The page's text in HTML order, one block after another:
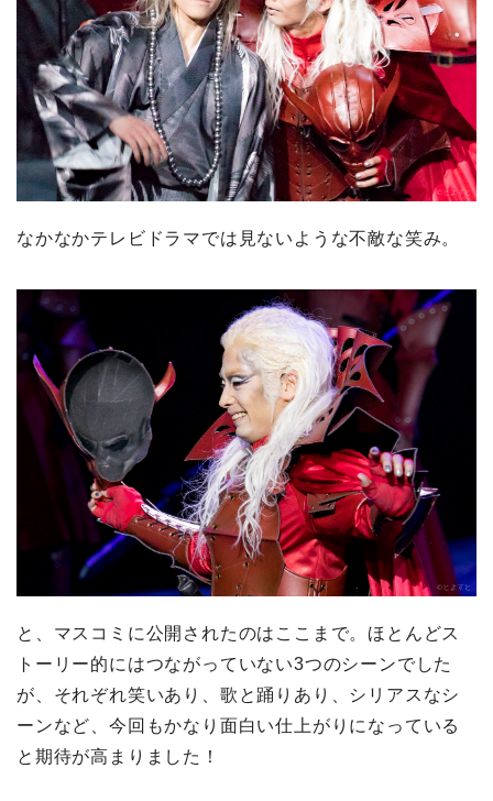
なかなかテレビドラマでは見ないような不敵な笑み。
と、マスコミに公開されたのはここまで。ほとんどス
トーリー的にはつながっていない3つのシーンでした
が、それぞれ笑いあり、歌と踊りあり、シリアスなシ
ーンなど、今回もかなり面白い仕上がりになっている
と期待が高まりました！